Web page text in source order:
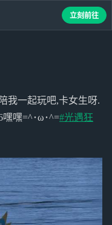
我一起玩吧,卡女生呀.
嘿嘿=^･ω･^=#光遇狂
立刻前往